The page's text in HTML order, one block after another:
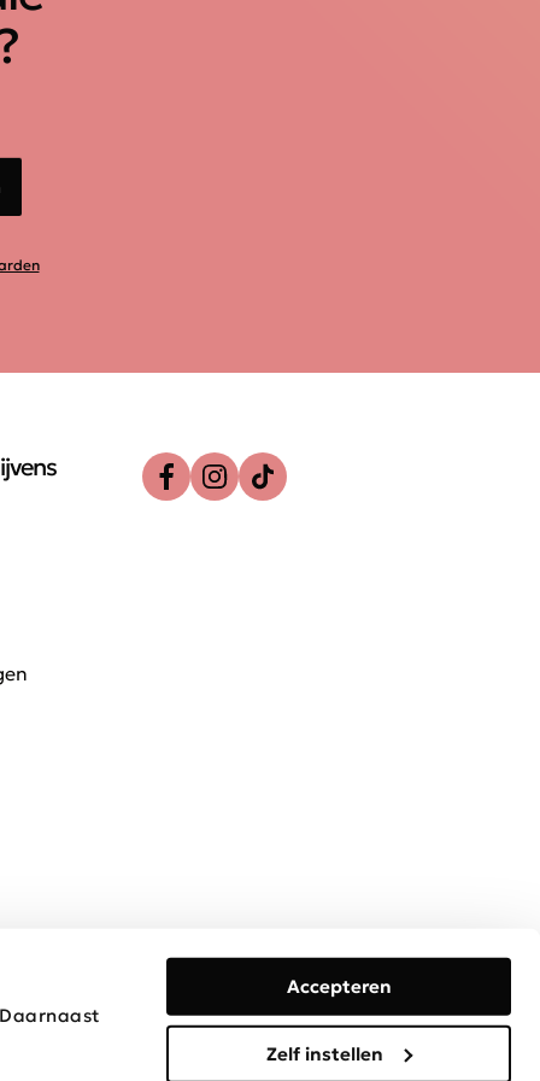
Accepteren
Zelf instellen
Privacy & Cookies Disclaimer